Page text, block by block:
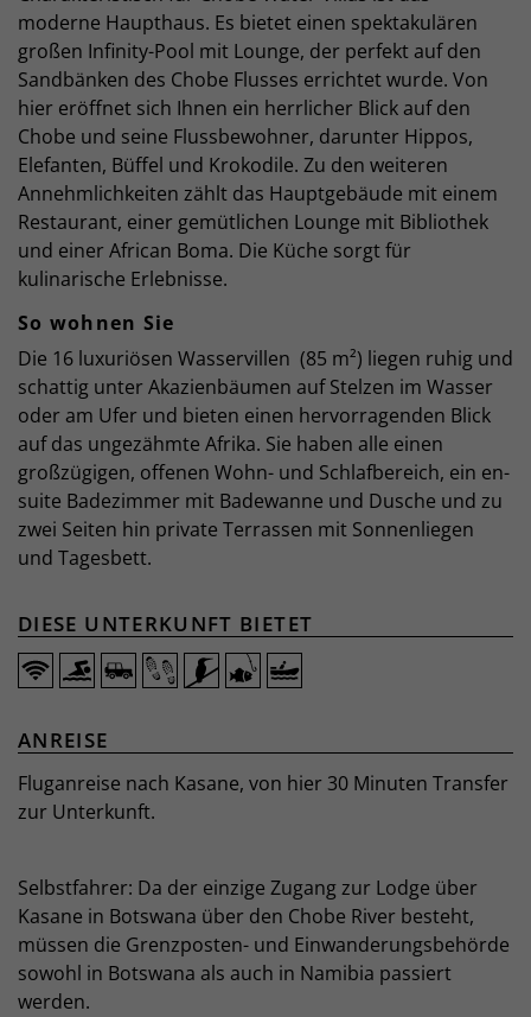
moderne Haupthaus. Es bietet einen spektakulären
großen Infinity-Pool mit Lounge, der perfekt auf den
Sandbänken des Chobe Flusses errichtet wurde. Von
hier eröffnet sich Ihnen ein herrlicher Blick auf den
Chobe und seine Flussbewohner, darunter Hippos,
Elefanten, Büffel und Krokodile. Zu den weiteren
Annehmlichkeiten zählt das Hauptgebäude mit einem
Restaurant, einer gemütlichen Lounge mit Bibliothek
und einer African Boma. Die Küche sorgt für
kulinarische Erlebnisse.
So wohnen Sie
Die 16 luxuriösen Wasservillen (85 m²) liegen ruhig und
schattig unter Akazienbäumen auf Stelzen im Wasser
oder am Ufer und bieten einen hervorragenden Blick
auf das ungezähmte Afrika. Sie haben alle einen
großzügigen, offenen Wohn- und Schlafbereich, ein en-
suite Badezimmer mit Badewanne und Dusche und zu
zwei Seiten hin private Terrassen mit Sonnenliegen
und Tagesbett.
DIESE UNTERKUNFT BIETET
ANREISE
Fluganreise nach Kasane, von hier 30 Minuten Transfer
zur Unterkunft.
Selbstfahrer: Da der einzige Zugang zur Lodge über
Kasane in Botswana über den Chobe River besteht,
müssen die Grenzposten- und Einwanderungsbehörde
sowohl in Botswana als auch in Namibia passiert
werden.